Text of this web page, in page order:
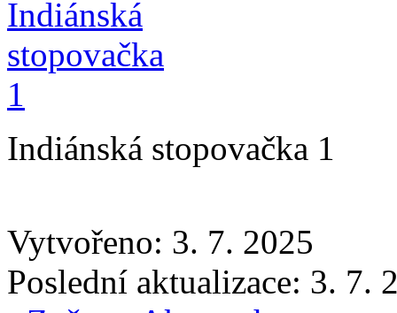
Indiánská stopovačka 1
Vytvořeno: 3. 7. 2025
Poslední aktualizace: 3. 7.